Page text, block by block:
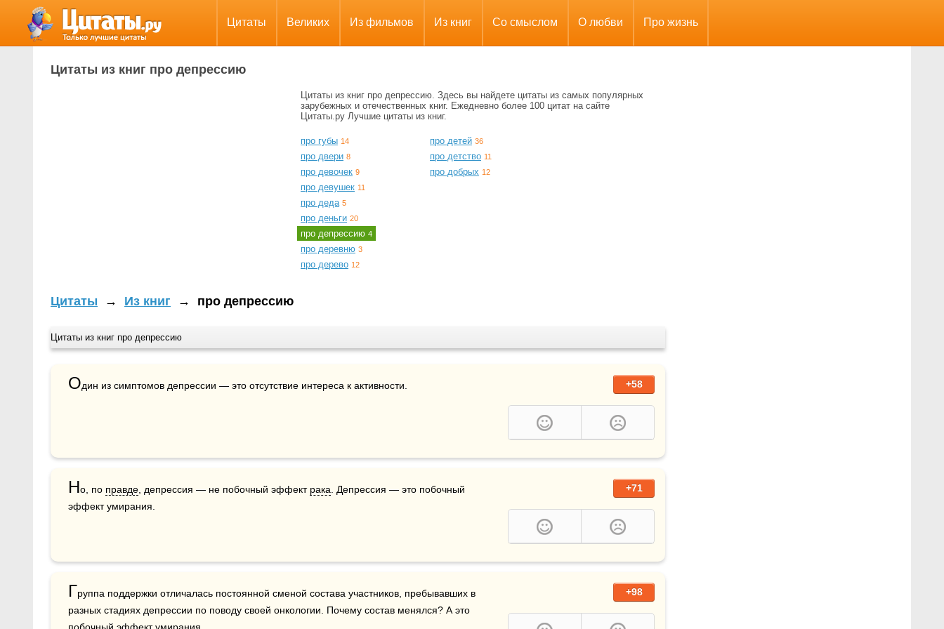
Цитаты Великих Из фильмов Из книг Со смыслом О любви Про жизнь
Цитаты из книг про депрессию
Цитаты из книг про депрессию. Здесь вы найдете цитаты из самых популярных
зарубежных и отечественных книг. Ежедневно более 100 цитат на сайте
Цитаты.ру Лучшие цитаты из книг.
про губы 14
про двери 8
про девочек 9
про девушек 11
про деда 5
про деньги 20
про депрессию 4
про деревню 3
про дерево 12
про детей 36
про детство 11
про добрых 12
Цитаты → Из книг → про депрессию
Цитаты из книг про депрессию
+58
Один из симптомов депрессии — это отсутствие интереса к активности.
+71
Но, по правде , депрессия — не побочный эффект рака . Депрессия — это побочный
эффект умирания.
+98
Группа поддержки отличалась постоянной сменой состава участников, пребывавших в
разных стадиях депрессии по поводу своей онкологии. Почему состав менялся? А это